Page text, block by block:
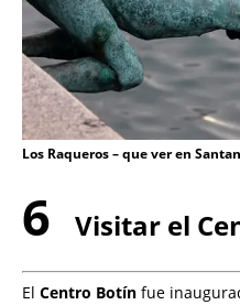
Los Raqueros – que ver en
6 Visitar el
El Centro Botín fue